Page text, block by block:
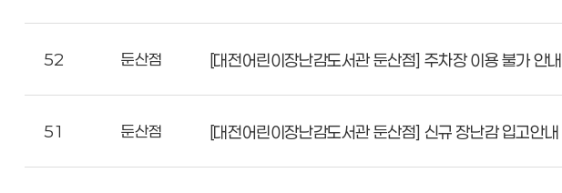
52 둔산점 [대전어린이장난감도서관 둔산점] 주차장 이용 불가 안내
51 둔산점 [대전어린이장난감도서관 둔산점] 신규 장난감 입고안내